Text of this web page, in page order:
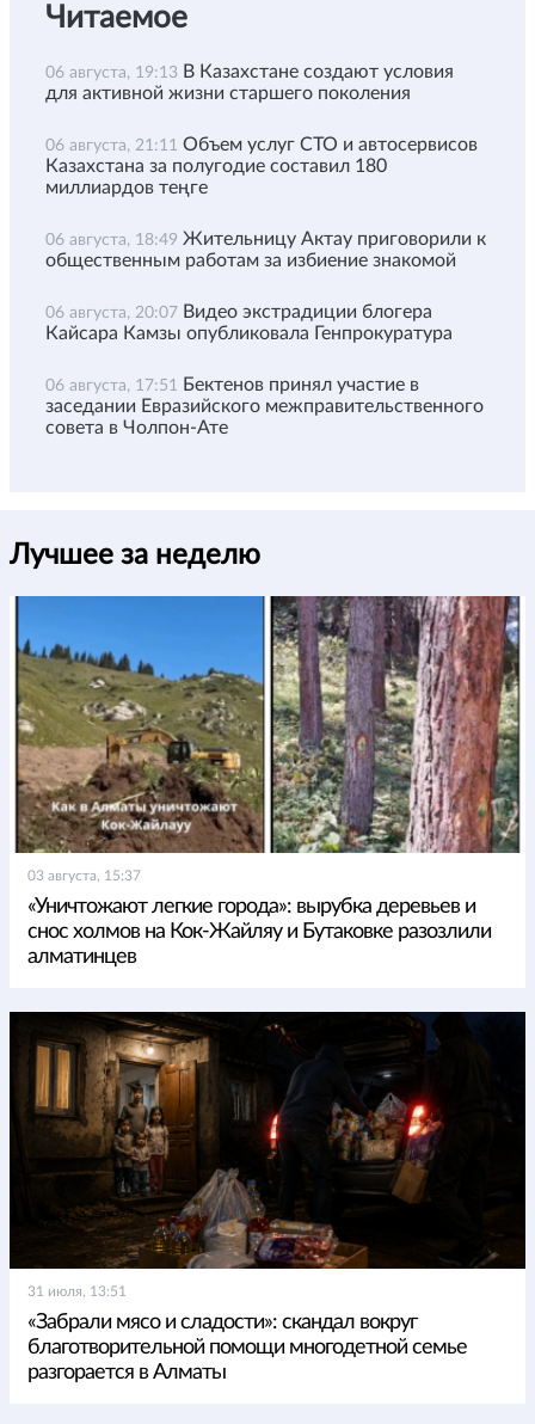
Читаемое
06 августа, 19:13 В Казахстане создают условия
для активной жизни старшего поколения
06 августа, 21:11 Объем услуг СТО и автосервисов
Казахстана за полугодие составил 180
миллиардов теңге
06 августа, 18:49 Жительницу Актау приговорили к
общественным работам за избиение знакомой
06 августа, 20:07 Видео экстрадиции блогера
Кайсара Камзы опубликовала Генпрокуратура
06 августа, 17:51 Бектенов принял участие в
заседании Евразийского межправительственного
совета в Чолпон-Ате
Лучшее за неделю
03 августа, 15:37
«Уничтожают легкие города»: вырубка деревьев и
снос холмов на Кок-Жайляу и Бутаковке разозлили
алматинцев
31 июля, 13:51
«Забрали мясо и сладости»: скандал вокруг
благотворительной помощи многодетной семье
разгорается в Алматы